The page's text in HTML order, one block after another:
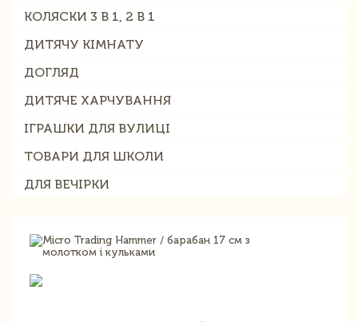
КОЛЯСКИ 3 В 1, 2 В 1
ДИТЯЧУ КІМНАТУ
ДОГЛЯД
ДИТЯЧЕ ХАРЧУВАННЯ
ІГРАШКИ ДЛЯ ВУЛИЦІ
ТОВАРИ ДЛЯ ШКОЛИ
ДЛЯ ВЕЧІРКИ